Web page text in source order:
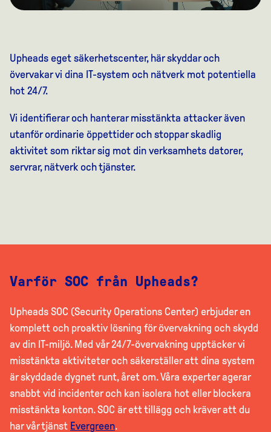
Upheads eget säkerhetscenter, här skyddar och
övervakar vi dina IT-system och nätverk mot potentiella
hot 24/7.
Vi identifierar och hanterar misstänkta attacker även
utanför ordinarie öppettider och stoppar skadlig
aktivitet som riktar sig mot din verksamhets datorer,
servrar, nätverk och tjänster.
Varför SOC från Upheads?
Upheads SOC (Security Operations Center) erbjuder en
komplett och proaktiv lösning för övervakning och skydd
av din IT-miljö. Med vår 24/7-övervakning upptäcker vi
misstänkta aktiviteter och säkerställer att dina system
är skyddade dygnet runt, året om. Våra experter agerar
snabbt vid incidenter och kan isolera hot eller blockera
misstänkta konton. SOC är ett tillägg och kräver att du
har vår tjänst Evergreen.